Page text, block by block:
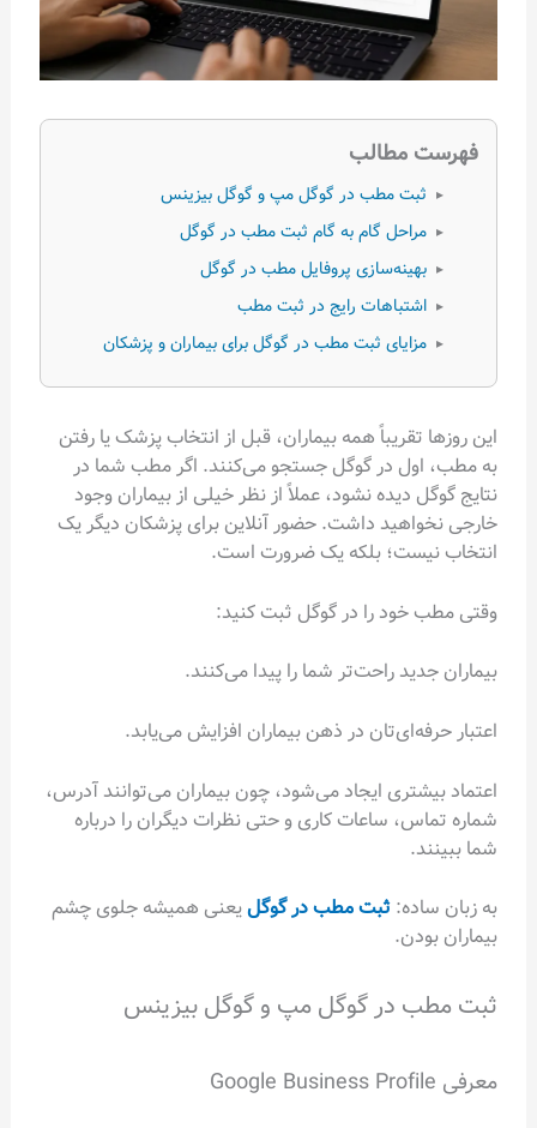
فهرست مطالب
▸ ثبت مطب در گوگل مپ و گوگل بیزینس
▸ مراحل گام به گام ثبت مطب در گوگل
▸ بهینه‌سازی پروفایل مطب در گوگل
▸ اشتباهات رایج در ثبت مطب
▸ مزایای ثبت مطب در گوگل برای بیماران و پزشکان
این روزها تقریباً همه بیماران، قبل از انتخاب پزشک یا رفتن
به مطب، اول در گوگل جستجو می‌کنند. اگر مطب شما در
نتایج گوگل دیده نشود، عملاً از نظر خیلی از بیماران وجود
خارجی نخواهید داشت. حضور آنلاین برای پزشکان دیگر یک
انتخاب نیست؛ بلکه یک ضرورت است.
وقتی مطب خود را در گوگل ثبت کنید:
بیماران جدید راحت‌تر شما را پیدا می‌کنند.
اعتبار حرفه‌ای‌تان در ذهن بیماران افزایش می‌یابد.
اعتماد بیشتری ایجاد می‌شود، چون بیماران می‌توانند آدرس،
شماره تماس، ساعات کاری و حتی نظرات دیگران را درباره
شما ببینند.
به زبان ساده: ثبت مطب در گوگلیعنی همیشه جلوی چشم
بیماران بودن.
ثبت مطب در گوگل مپ و گوگل بیزینس
معرفی Google Business Profile